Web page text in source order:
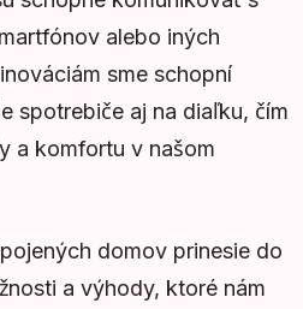
alebo iných
sme schopní
spotrebiče aj na diaľku, čím
a komfortu v našom
domov prinesie do
a výhody, ktoré nám